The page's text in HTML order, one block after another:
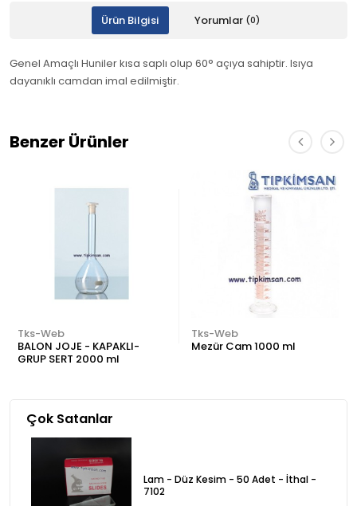
Ürün Bilgisi Yorumlar (0)
Genel Amaçlı Huniler kısa saplı olup 60° açıya sahiptir. Isıya
dayanıklı camdan imal edilmiştir.
Benzer Ürünler
Tks-Web
BALON JOJE - KAPAKLI-
GRUP SERT 2000 ml
Tks-Web
Mezür Cam 1000 ml
Çok Satanlar
Lam - Düz Kesim - 50 Adet - İthal -
7102